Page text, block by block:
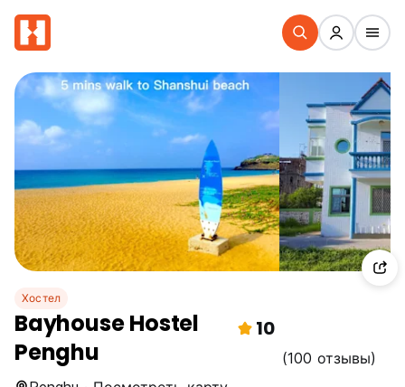
Хостел
Bayhouse Hostel
Penghu
10
(100 отзывы)